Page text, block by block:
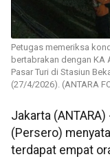
Petugas memeriksa
bertabrakan dengan KA
Pasar Turi di Stasiun
(27/4/2026). (ANTARA
Jakarta
(Persero)
terdapat empat